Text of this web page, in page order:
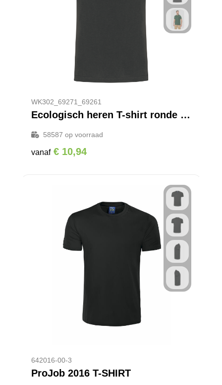
WK302_69271_69261
Ecologisch heren T-shirt ronde hals
58587 op voorraad
vanaf € 10,94
642016-00-3
ProJob 2016 T-SHIRT